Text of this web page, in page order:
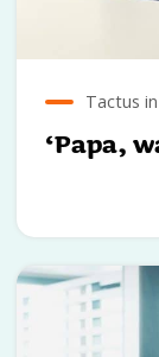
Tactus
‘Papa,